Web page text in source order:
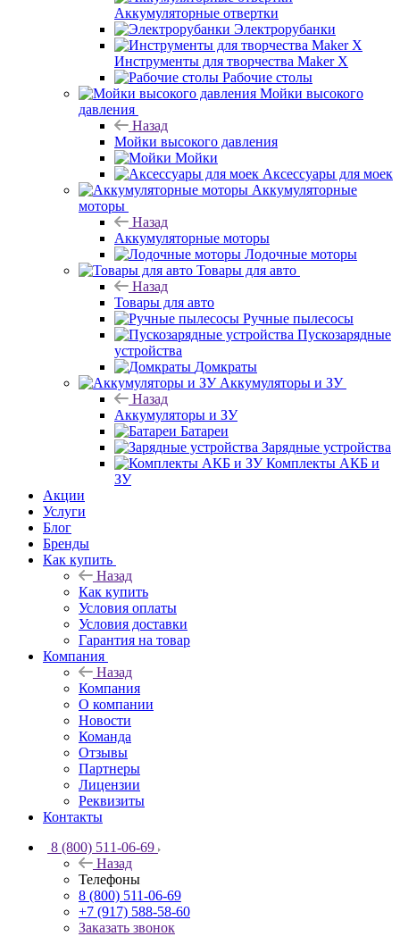
Аккумуляторные отвертки
Электрорубанки
Инструменты для творчества Maker X
Рабочие столы
Мойки высокого
давления
Назад
Мойки высокого давления
Мойки
Аксессуары для моек
Аккумуляторные
моторы
Назад
Аккумуляторные моторы
Лодочные моторы
Товары для авто
Назад
Товары для авто
Ручные пылесосы
Пускозарядные
устройства
Домкраты
Аккумуляторы и ЗУ
Назад
Аккумуляторы и ЗУ
Батареи
Зарядные устройства
Комплекты АКБ и
ЗУ
Акции
Услуги
Блог
Бренды
Как купить
Назад
Как купить
Условия оплаты
Условия доставки
Гарантия на товар
Компания
Назад
Компания
О компании
Новости
Команда
Отзывы
Партнеры
Лицензии
Реквизиты
Контакты
8 (800) 511-06-69
Назад
Телефоны
8 (800) 511-06-69
+7 (917) 588-58-60
Заказать звонок